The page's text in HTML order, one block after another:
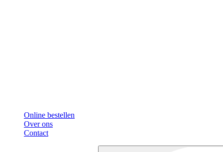
Online bestellen
Over ons
Contact